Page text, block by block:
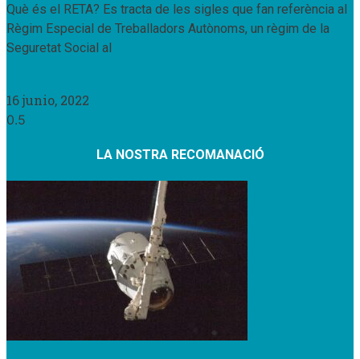
Què és el RETA? Es tracta de les sigles que fan referència al
Règim Especial de Treballadors Autònoms, un règim de la
Seguretat Social al
16 junio, 2022
LA NOSTRA RECOMANACIÓ